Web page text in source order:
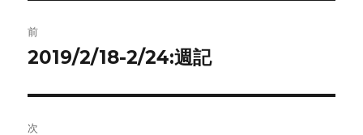
稿
ビ
前
前
投
稿:
2019/2/18-2/24:週記
次